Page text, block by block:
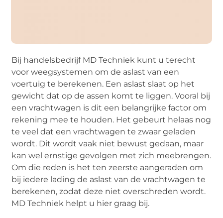
Bij handelsbedrijf MD Techniek kunt u terecht
voor weegsystemen om de aslast van een
voertuig te berekenen. Een aslast slaat op het
gewicht dat op de assen komt te liggen. Vooral bij
een vrachtwagen is dit een belangrijke factor om
rekening mee te houden. Het gebeurt helaas nog
te veel dat een vrachtwagen te zwaar geladen
wordt. Dit wordt vaak niet bewust gedaan, maar
kan wel ernstige gevolgen met zich meebrengen.
Om die reden is het ten zeerste aangeraden om
bij iedere lading de aslast van de vrachtwagen te
berekenen, zodat deze niet overschreden wordt.
MD Techniek helpt u hier graag bij.